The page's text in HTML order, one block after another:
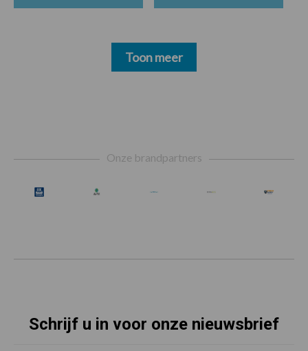
Toon meer
Onze brandpartners
Schrijf u in voor onze nieuwsbrief